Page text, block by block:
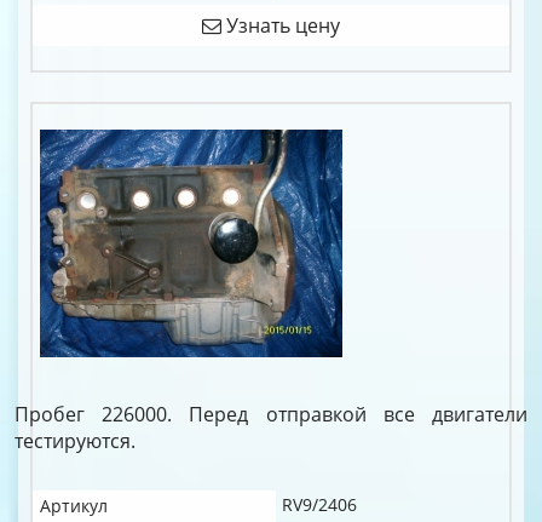
Узнать цену
Пробег 226000. Перед отправкой все двигатели
тестируются.
Артикул
RV9/2406